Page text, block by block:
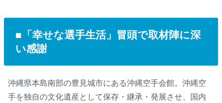
■「幸せな選手生活」冒頭で取材陣に深
い感謝
沖縄県本島南部の豊見城市にある沖縄空手会館。沖縄空
手を独自の文化遺産として保存・継承・発展させ、国内